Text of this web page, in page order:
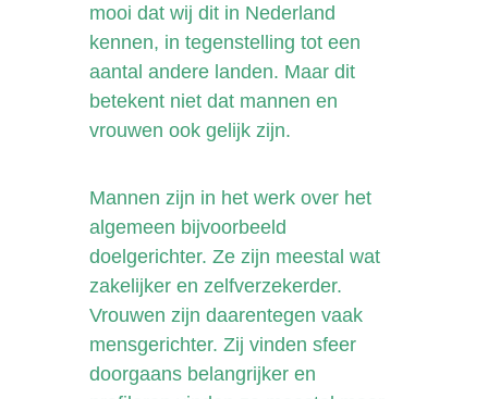
mooi dat wij dit in Nederland
kennen, in tegenstelling tot een
aantal andere landen. Maar dit
betekent niet dat mannen en
vrouwen ook gelijk zijn.
Mannen zijn in het werk over het
algemeen bijvoorbeeld
doelgerichter. Ze zijn meestal wat
zakelijker en zelfverzekerder.
Vrouwen zijn daarentegen vaak
mensgerichter. Zij vinden sfeer
doorgaans belangrijker en